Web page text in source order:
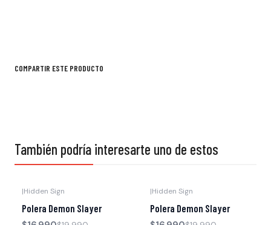
COMPARTIR ESTE PRODUCTO
También podría interesarte uno de estos
Agotado
|Hidden Sign
Polera Demon Slayer
|Hidden Sign
Polera Demon Slayer